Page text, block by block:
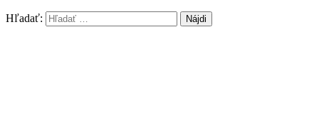
Hľadať: